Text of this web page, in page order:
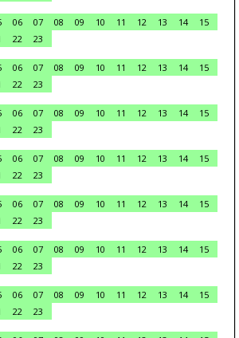
06 07 08 09 10 11 12 13 14
15
22
23
06 07 08 09 10 11 12 13 14
15
22
23
06 07 08 09 10 11 12 13 14
15
22
23
06 07 08 09 10 11 12 13 14
15
22
23
06 07 08 09 10 11 12 13 14
15
22
23
06 07 08 09 10 11 12 13 14
15
22
23
06 07 08 09 10 11 12 13 14
15
22
23